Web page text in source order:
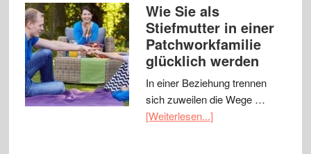
Wie Sie als
Stiefmutter in einer
Patchworkfamilie
glücklich werden
In einer Beziehung trennen
sich zuweilen die Wege …
[Weiterlesen...]